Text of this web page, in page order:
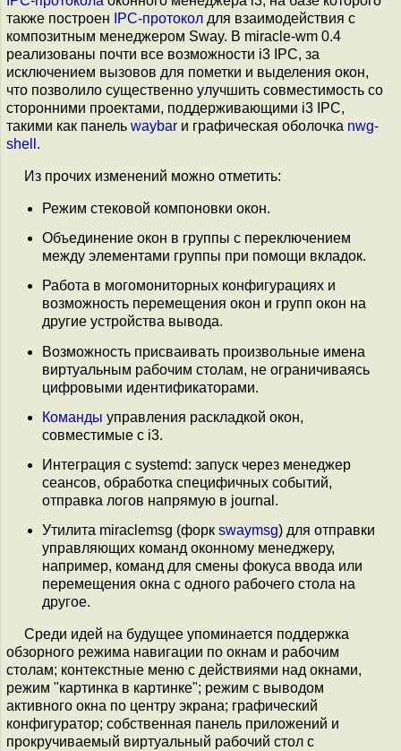
также построен
IPC-протокол для взаимодействия с
композитным менеджером Sway. В miracle-wm 0.4
реализованы почти все возможности i3 IPC, за
исключением вызовов для пометки и выделения окон,
что позволило существенно улучшить совместимость со
сторонними проектами, поддерживающими i3 IPC,
такими как панель waybar и графическая оболочка nwg-
shell .
Из прочих изменений можно отметить:
Режим стековой компоновки окон.
Объединение окон в группы с переключением
между элементами группы при помощи вкладок.
Работа в могомониторных конфигурациях и
возможность перемещения окон и групп окон на
другие устройства вывода.
Возможность присваивать произвольные имена
виртуальным рабочим столам, не ограничиваясь
цифровыми идентификаторами.
Команды управления раскладкой окон,
совместимые с i3.
Интеграция с systemd: запуск через менеджер
сеансов, обработка специфичных событий,
отправка логов напрямую в journal.
Утилита miraclemsg (форк swaymsg) для отправки
управляющих команд оконному менеджеру,
например, команд для смены фокуса ввода или
перемещения окна с одного рабочего стола на
другое.
Среди идей на будущее упоминается поддержка
обзорного режима навигации по окнам и рабочим
столам; контекстные меню с действиями над окнами,
режим "картинка в картинке"; режим с выводом
активного окна по центру экрана; графический
конфигуратор; собственная панель приложений и
прокручиваемый виртуальный рабочий стол с